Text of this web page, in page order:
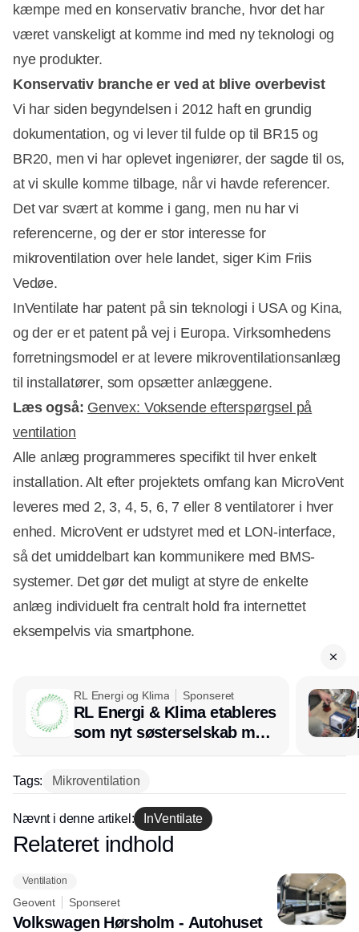
kæmpe med en konservativ branche, hvor det har
været vanskeligt at komme ind med ny teknologi og
nye produkter.
Konservativ branche er ved at blive overbevist
Vi har siden begyndelsen i 2012 haft en grundig
dokumentation, og vi lever til fulde op til BR15 og
BR20, men vi har oplevet ingeniører, der sagde til os,
at vi skulle komme tilbage, når vi havde referencer.
Det var svært at komme i gang, men nu har vi
referencerne, og der er stor interesse for
mikroventilation over hele landet, siger Kim Friis
Vedøe.
InVentilate har patent på sin teknologi i USA og Kina,
og der er et patent på vej i Europa. Virksomhedens
forretningsmodel er at levere mikroventilationsanlæg
til installatører, som opsætter anlæggene.
Læs også: Genvex: Voksende efterspørgsel på
ventilation
Alle anlæg programmeres specifikt til hver enkelt
installation. Alt efter projektets omfang kan MicroVent
leveres med 2, 3, 4, 5, 6, 7 eller 8 ventilatorer i hver
enhed. MicroVent er udstyret med et LON-interface,
så det umiddelbart kan kommunikere med BMS-
systemer. Det gør det muligt at styre de enkelte
anlæg individuelt fra centralt hold fra internettet
eksempelvis via smartphone.
RL Energi og Klima Sponseret
RL Energi & Klima etableres
som nyt søsterselskab med
afsæt i RL Ventilation
Tags: Mikroventilation
Nævnt i denne artikel: InVentilate
Annonce
Relateret indhold
Ventilation
Geovent Sponseret
Volkswagen Hørsholm - Autohuset